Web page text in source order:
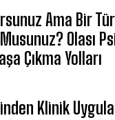
Ama Bir
Olası
Çıkma Yolları
Klinik